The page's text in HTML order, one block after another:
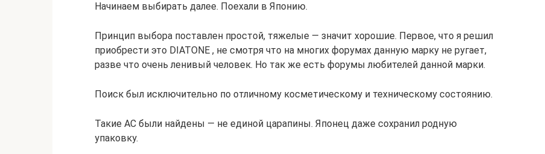
Начинаем выбирать далее. Поехали в Японию.
Принцип выбора поставлен простой, тяжелые — значит хорошие. Первое, что я решил
приобрести это DIATONE , не смотря что на многих форумах данную марку не ругает,
разве что очень ленивый человек. Но так же есть форумы любителей данной марки.
Поиск был исключительно по отличному косметическому и техническому состоянию.
Такие АС были найдены — не единой царапины. Японец даже сохранил родную
упаковку.